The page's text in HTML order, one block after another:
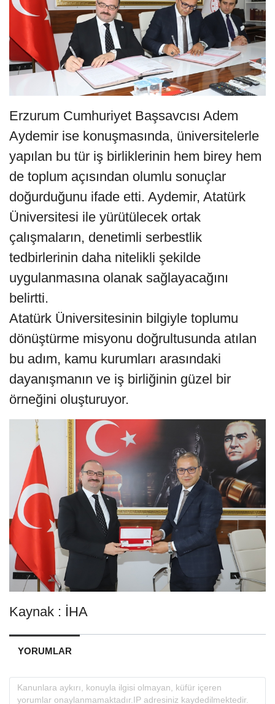
Erzurum Cumhuriyet Başsavcısı Adem
Aydemir ise konuşmasında, üniversitelerle
yapılan bu tür iş birliklerinin hem birey hem
de toplum açısından olumlu sonuçlar
doğurduğunu ifade etti. Aydemir, Atatürk
Üniversitesi ile yürütülecek ortak
çalışmaların, denetimli serbestlik
tedbirlerinin daha nitelikli şekilde
uygulanmasına olanak sağlayacağını
belirtti.
Atatürk Üniversitesinin bilgiyle toplumu
dönüştürme misyonu doğrultusunda atılan
bu adım, kamu kurumları arasındaki
dayanışmanın ve iş birliğinin güzel bir
örneğini oluşturuyor.
Kaynak : İHA
YORUMLAR